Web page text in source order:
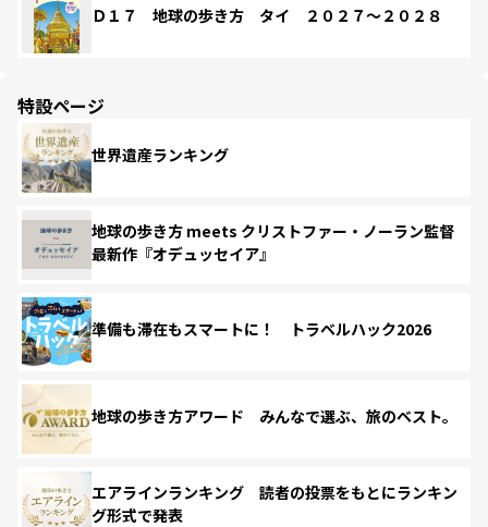
Ｄ１７ 地球の歩き方 タイ ２０２７～２０２８
特設ページ
世界遺産ランキング
地球の歩き方 meets クリストファー・ノーラン監督
最新作『オデュッセイア』
準備も滞在もスマートに！ トラベルハック2026
地球の歩き方アワード みんなで選ぶ、旅のベスト。
エアラインランキング 読者の投票をもとにランキン
グ形式で発表